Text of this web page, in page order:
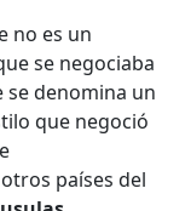
no es un
se negociaba
se denomina un
que negoció
países del